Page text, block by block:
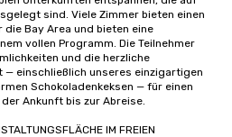
sind. Viele Zimmer bieten einen
Bay Area und bieten eine
vollen Programm. Die Teilnehmer
und die herzliche
einschließlich unseres einzigartigen
Schokoladenkeksen — für einen
Ankunft bis zur Abreise.
IM FREIEN